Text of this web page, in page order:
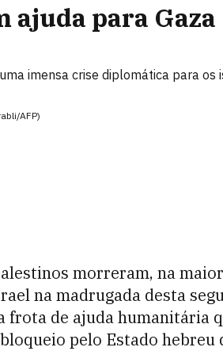
ajuda para Gaza
imensa crise diplomática para os
AFP)
morreram, na
na madrugada desta
frota de ajuda humanitária
pelo Estado hebreu